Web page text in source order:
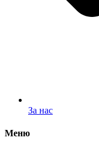
За нас
Меню